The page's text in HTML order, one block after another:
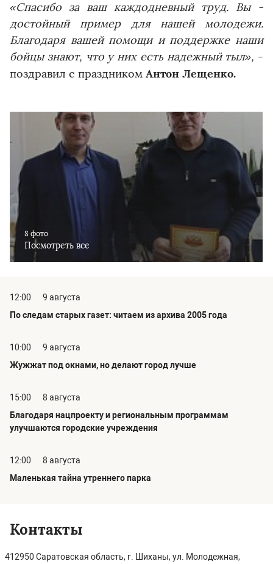
«Спасибо за ваш каждодневный труд. Вы -
достойный пример для нашей молодежи.
Благодаря вашей помощи и поддержке наши
бойцы знают, что у них есть надежный тыл», -
поздравил с праздником Антон Лещенко.
8 фото
Посмотреть все
12:00
9 августа
По следам старых газет: читаем из архива 2005 года
10:00
9 августа
Жужжат под окнами, но делают город лучше
15:00
8 августа
Благодаря нацпроекту и региональным программам
улучшаются городские учреждения
12:00
8 августа
Маленькая тайна утреннего парка
Контакты
412950 Саратовская область, г. Шиханы, ул. Молодежная,